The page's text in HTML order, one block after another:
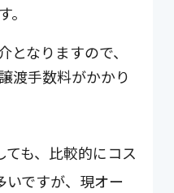
となりますので、
渡手数料がかかり
も、比較的にコス
いですが、現オー